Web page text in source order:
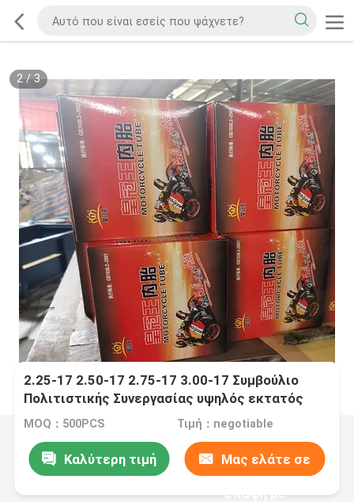
2/3
2.25-17 2.50-17 2.75-17 3.00-17 Συμβούλιο
Πολιτιστικής Συνεργασίας υψηλός εκτατός
σωλήνων μοτοσικλετών εσωτερικός
MOQ：500PCS Τιμή：negotiable
Καλύτερη τιμή Μας ελάτε σε
επαφή με